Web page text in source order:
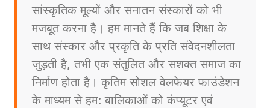
सांस्कृतिक मूल्यों और सनातन संस्कारों को भी
मजबूत करना है। हम मानते हैं कि जब शिक्षा के
साथ संस्कार और प्रकृति के प्रति संवेदनशीलता
जुड़ती है, तभी एक संतुलित और सशक्त समाज का
निर्माण होता है। कृतिम सोशल वेलफेयर फाउंडेशन
के माध्यम से हम: बालिकाओं को कंप्यूटर एवं